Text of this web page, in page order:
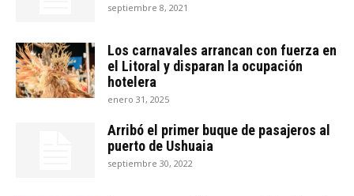
septiembre 8, 2021
Los carnavales arrancan con fuerza en
el Litoral y disparan la ocupación
hotelera
enero 31, 2025
Arribó el primer buque de pasajeros al
puerto de Ushuaia
septiembre 30, 2022